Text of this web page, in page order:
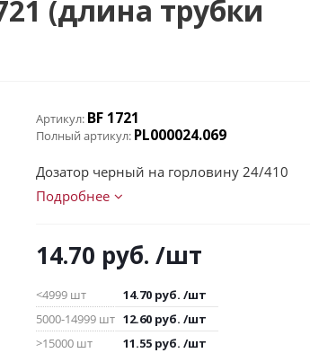
(длина трубки
Артикул: BF 1721
Полный артикул: PL000024.069
Дозатор черный на горловину 24/410
Подробнее
14.70 руб. /шт
<4999 шт 14.70 руб. /шт
5000-14999 шт 12.60 руб. /шт
>15000 шт
11.55 руб. /шт